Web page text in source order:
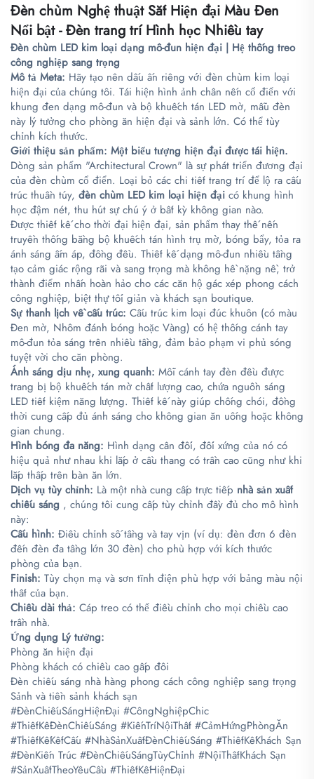
Đèn chùm Nghệ thuật Sắt Hiện đại Màu Đen
Nổi bật - Đèn trang trí Hình học Nhiều tay
Đèn chùm LED kim loại dạng mô-đun hiện đại | Hệ thống treo
công nghiệp sang trọng
Mô tả Meta: Hãy tạo nên dấu ấn riêng với đèn chùm kim loại
hiện đại của chúng tôi. Tái hiện hình ảnh chân nến cổ điển với
khung đen dạng mô-đun và bộ khuếch tán LED mờ, mẫu đèn
này lý tưởng cho phòng ăn hiện đại và sảnh lớn. Có thể tùy
chỉnh kích thước.
Giới thiệu sản phẩm: Một biểu tượng hiện đại được tái hiện.
Dòng sản phẩm "Architectural Crown" là sự phát triển đương đại
của đèn chùm cổ điển. Loại bỏ các chi tiết trang trí để lộ ra cấu
trúc thuần túy, đèn chùm LED kim loại hiện đại có khung hình
học đậm nét, thu hút sự chú ý ở bất kỳ không gian nào.
Được thiết kế cho thời đại hiện đại, sản phẩm thay thế nến
truyền thống bằng bộ khuếch tán hình trụ mờ, bóng bẩy, tỏa ra
ánh sáng ấm áp, đồng đều. Thiết kế dạng mô-đun nhiều tầng
tạo cảm giác rộng rãi và sang trọng mà không hề nặng nề, trở
thành điểm nhấn hoàn hảo cho các căn hộ gác xép phong cách
công nghiệp, biệt thự tối giản và khách sạn boutique.
Sự thanh lịch về cấu trúc: Cấu trúc kim loại đúc khuôn (có màu
Đen mờ, Nhôm đánh bóng hoặc Vàng) có hệ thống cánh tay
mô-đun tỏa sáng trên nhiều tầng, đảm bảo phạm vi phủ sóng
tuyệt vời cho căn phòng.
Ánh sáng dịu nhẹ, xung quanh: Mỗi cánh tay đèn đều được
trang bị bộ khuếch tán mờ chất lượng cao, chứa nguồn sáng
LED tiết kiệm năng lượng. Thiết kế này giúp chống chói, đồng
thời cung cấp đủ ánh sáng cho không gian ăn uống hoặc không
gian chung.
Hình bóng đa năng: Hình dạng cân đối, đối xứng của nó có
hiệu quả như nhau khi lắp ở cầu thang có trần cao cũng như khi
lắp thấp trên bàn ăn lớn.
Dịch vụ tùy chỉnh: Là một nhà cung cấp trực tiếp nhà sản xuất
chiếu sáng , chúng tôi cung cấp tùy chỉnh đầy đủ cho mô hình
này:
Cấu hình: Điều chỉnh số tầng và tay vịn (ví dụ: đèn đơn 6 đèn
đến đèn đa tầng lớn 30 đèn) cho phù hợp với kích thước
phòng của bạn.
Finish: Tùy chọn mạ và sơn tĩnh điện phù hợp với bảng màu nội
thất của bạn.
Chiều dài thả: Cáp treo có thể điều chỉnh cho mọi chiều cao
trần nhà.
Ứng dụng Lý tưởng:
Phòng ăn hiện đại
Phòng khách có chiều cao gấp đôi
Đèn chiếu sáng nhà hàng phong cách công nghiệp sang trọng
Sảnh và tiền sảnh khách sạn
#ĐènChiếuSángHiệnĐại #CôngNghiệpChic
#ThiếtKếĐènChiếuSáng #KiếnTríNộiThất #CảmHứngPhòngĂn
#ThiếtKếKếtCấu #NhàSảnXuấtĐènChiếuSáng #ThiếtKếKhách Sạn
#ĐènKiến Trúc #ĐènChiếuSángTùyChỉnh #NộiThấtKhách Sạn
#SảnXuấtTheoYêuCầu #ThiếtKếHiệnĐại